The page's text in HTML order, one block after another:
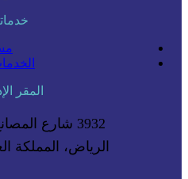
المقر
3932 شارع المصانع، حي الحمراء
الرياض، المملكة